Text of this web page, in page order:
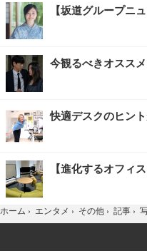
【坂道グループニ
今観るべきオスス
快適デスクのヒン
【進化するオフィス
ホーム › エンタメ › その他 › 記事 ›